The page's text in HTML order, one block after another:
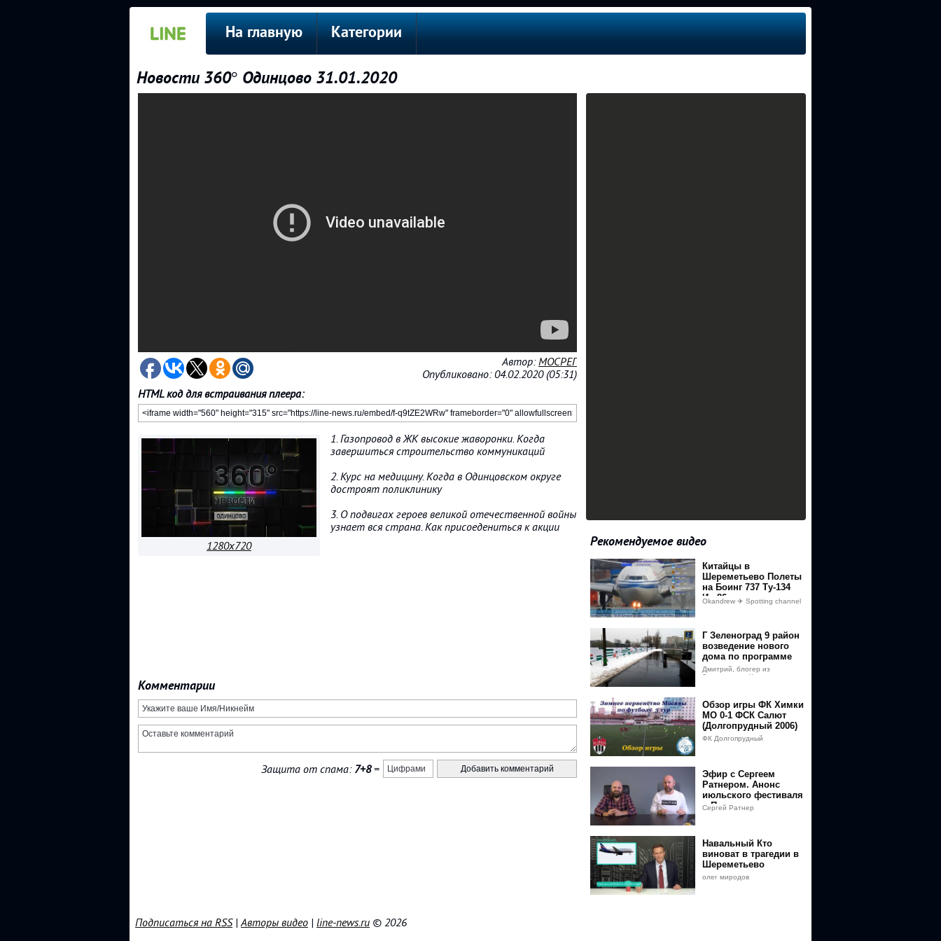
На главную Категории
Новости 360° Одинцово 31.01.2020
Автор:МОСРЕГ
Опубликовано: 04.02.2020 (05:31)
HTML код для встраивания плеера:
1280x720
1. Газопровод в ЖК высокие жаворонки. Когда
завершиться строительство коммуникаций
2. Курс на медицину. Когда в Одинцовском округе
достроят поликлинику
3. О подвигах героев великой отечественной войны
узнает вся страна. Как присоедениться к акции
Комментарии
Защита от спама: 7+8=
Рекомендуемое видео
Китайцы в
Шереметьево Полеты
на Боинг 737 Ту-134
Ил-86
Okandrew ✈️ Spotting channel
Г Зеленоград 9 район
возведение нового
дома по программе
реновации
Дмитрий, блогер из
Зеленограда Кузнецов
Обзор игры ФК Химки
МО 0-1 ФСК Салют
(Долгопрудный 2006)
ФК Долгопрудный
Эфир с Сергеем
Ратнером. Анонс
июльского фестиваля
в Подмосковье
Сергей Ратнер
Навальный Кто
виноват в трагедии в
Шереметьево
олег миродов
Подписаться на RSS|Авторы видео | line-news.ru © 2026